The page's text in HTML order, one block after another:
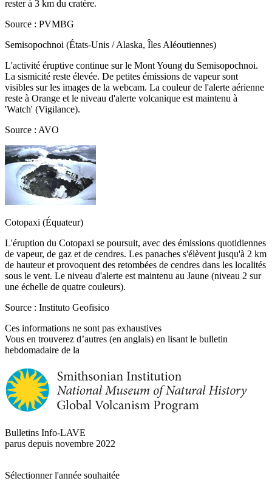
rester à 3 km du cratère.
Source : PVMBG
Semisopochnoi (États-Unis / Alaska, Îles Aléoutiennes)
L'activité éruptive continue sur le Mont Young du Semisopochnoi.
La sismicité reste élevée. De petites émissions de vapeur sont
visibles sur les images de la webcam. La couleur de l'alerte aérienne
reste à Orange et le niveau d'alerte volcanique est maintenu à
'Watch' (Vigilance).
Source : AVO
Cotopaxi (Équateur)
L'éruption du Cotopaxi se poursuit, avec des émissions quotidiennes
de vapeur, de gaz et de cendres. Les panaches s'élèvent jusqu'à 2 km
de hauteur et provoquent des retombées de cendres dans les localités
sous le vent. Le niveau d'alerte est maintenu au Jaune (niveau 2 sur
une échelle de quatre couleurs).
Source : Instituto Geofisico
Ces informations ne sont pas exhaustives
Vous en trouverez d’autres (en anglais) en lisant le bulletin
hebdomadaire de la
Bulletins Info-LAVE
parus depuis novembre 2022
Sélectionner l'année souhaitée